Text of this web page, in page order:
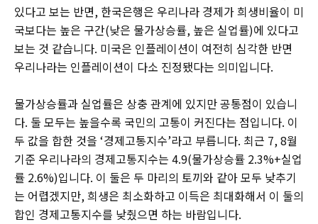
있다고 보는 반면, 한국은행은 우리나라 경제가 희생비율이 미
국보다는 높은 구간(낮은 물가상승률, 높은 실업률)에 있다고
보는 것 같습니다. 미국은 인플레이션이 여전히 심각한 반면
우리나라는 인플레이션이 다소 진정됐다는 의미입니다.
물가상승률과 실업률은 상충 관계에 있지만 공통점이 있습니
다. 둘 모두는 높을수록 국민의 고통이 커진다는 점입니다. 이
두 값을 합한 것을 ‘경제고통지수’라고 부릅니다. 최근 7, 8월
기준 우리나라의 경제고통지수는 4.9(물가상승률 2.3%+실업
률 2.6%)입니다. 이 둘은 두 마리의 토끼와 같아 모두 낮추기
는 어렵겠지만, 희생은 최소화하고 이득은 최대화해서 이 둘의
합인 경제고통지수를 낮췄으면 하는 바람입니다.